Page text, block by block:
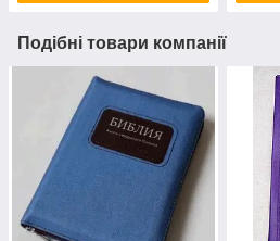
Подібні товари компанії